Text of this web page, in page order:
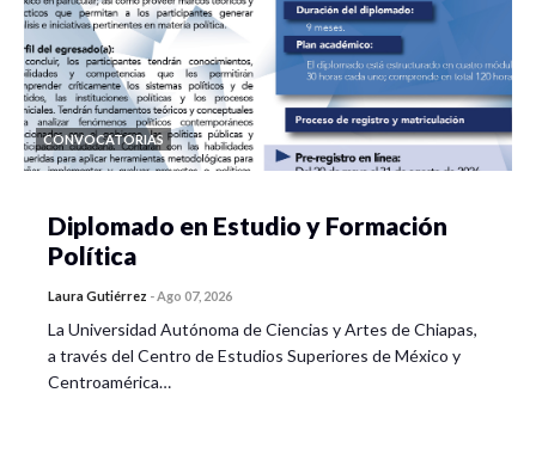
CONVOCATORIAS
Diplomado en Estudio y Formación
Política
Laura Gutiérrez -Ago 07, 2026
La Universidad Autónoma de Ciencias y Artes de Chiapas,
a través del Centro de Estudios Superiores de México y
Centroamérica…